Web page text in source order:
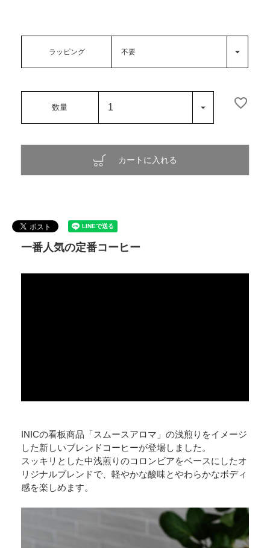
ラッピング
カートに入れる
一番人気の定番コーヒー
INICの看板商品「スムースアロマ」の浅煎りをイメージ
した新しいブレンドコーヒーが登場しました。
スッキリとした中浅煎りのコロンビアをベースにしたオ
リジナルブレンドで、軽やかな酸味とやわらかなボディ
感を楽しめます。